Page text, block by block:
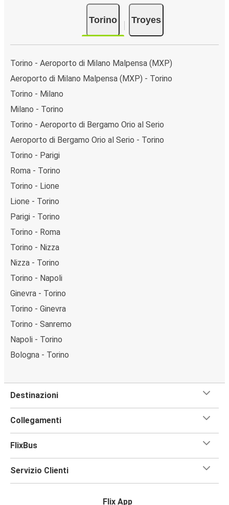
Torino Troyes
Torino - Aeroporto di Milano Malpensa (MXP)
Aeroporto di Milano Malpensa (MXP) - Torino
Torino - Milano
Milano - Torino
Torino - Aeroporto di Bergamo Orio al Serio
Aeroporto di Bergamo Orio al Serio - Torino
Torino - Parigi
Roma - Torino
Torino - Lione
Lione - Torino
Parigi - Torino
Torino - Roma
Torino - Nizza
Nizza - Torino
Torino - Napoli
Ginevra - Torino
Torino - Ginevra
Torino - Sanremo
Napoli - Torino
Bologna - Torino
Destinazioni
Collegamenti
FlixBus
Servizio Clienti
Flix App